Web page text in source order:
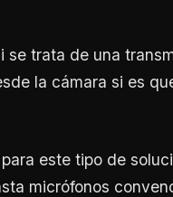
se trata de una
la cámara si es
este tipo de
micrófonos